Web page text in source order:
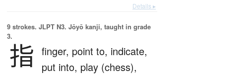
Details ▸
9 strokes. JLPT N3. Jōyō kanji, taught in grade
3.
指 finger, point to, indicate,
put into, play (chess),